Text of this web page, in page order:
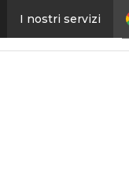
I nostri servizi